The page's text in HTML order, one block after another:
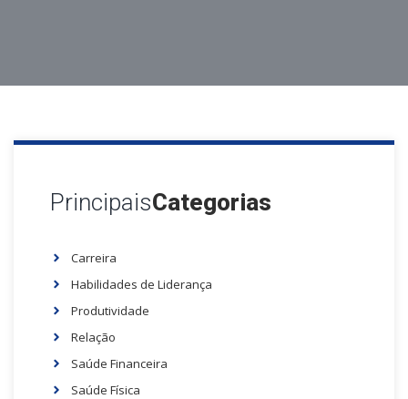
PrincipaisCategorias
Carreira
Habilidades de Liderança
Produtividade
Relação
Saúde Financeira
Saúde Física